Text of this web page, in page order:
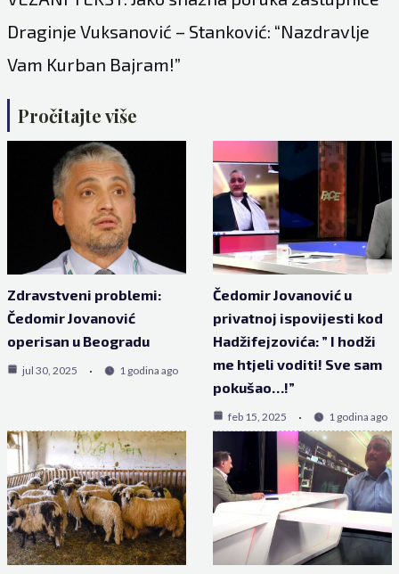
Draginje Vuksanović – Stanković: “Nazdravlje
Vam Kurban Bajram!”
Pročitajte više
Zdravstveni problemi:
Čedomir Jovanović
operisan u Beogradu
jul 30, 2025 1 godina ago
Čedomir Jovanović u
privatnoj ispovijesti kod
Hadžifejzovića: ” I hodži
me htjeli voditi! Sve sam
pokušao…!”
feb 15, 2025 1 godina ago